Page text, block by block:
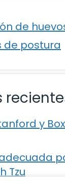
de
de postura
y
Tzu